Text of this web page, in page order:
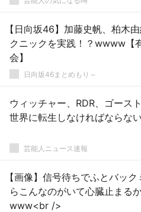
【日向坂46】加藤史帆、柏木
クニックを実践！？wwww【
会】
日向坂46まとめもり～
ウィッチャー、RDR、ゴース
世界に転生しなければならな
芸能人ニュース速報
【画像】信号待ちでふとバッ
らこんなのがいて心臓止まる
www<br />